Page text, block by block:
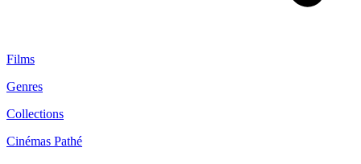
Films
Genres
Collections
Cinémas Pathé